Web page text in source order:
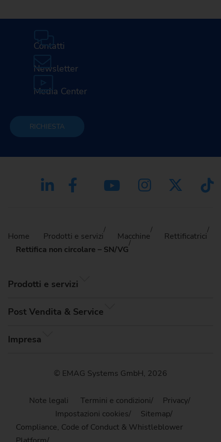
Contatti
Newsletter
Media Center
RICHIESTA
Home Prodotti e servizi Macchine
Rettificatrici
Rettifica non circolare – SN/VG
Prodotti e servizi
Post Vendita & Service
Impresa
© EMAG Systems GmbH, 2026
Note legali Termini e condizioni
Privacy
Impostazioni cookies
Sitemap
Compliance, Code of Conduct & Whistleblower